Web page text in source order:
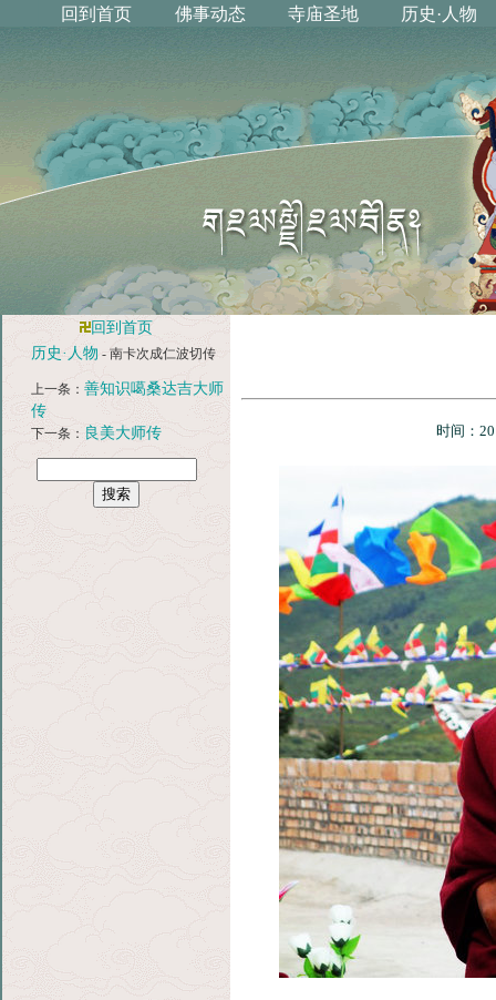
回到首页
历史·人物 - 南卡次成仁波切传
上一条： 善知识噶桑达吉大师
传
下一条： 良美大师传 时间：